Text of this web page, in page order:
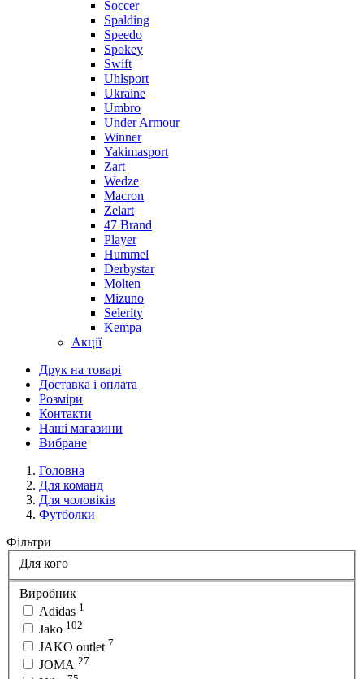
Soccer
Spalding
Speedo
Spokey
Swift
Uhlsport
Ukraine
Umbro
Under Armour
Winner
Yakimasport
Zart
Wedze
Macron
Zelart
47 Brand
Player
Hummel
Derbystar
Molten
Mizuno
Selerity
Kempa
Акції
Друк на товарі
Доставка і оплата
Розміри
Контакти
Наші магазини
Вибране
Головна
Для команд
Для чоловіків
Футболки
Фільтри
Для кого
Виробник
Adidas 1
Jako 102
JAKO outlet 7
JOMA 27